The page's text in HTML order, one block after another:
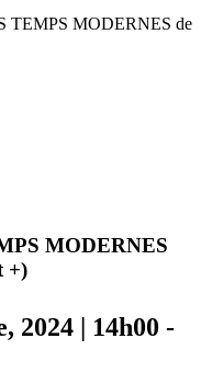
TEMPS MODERNES de
MODERNES
+)
2024 | 14h00 -